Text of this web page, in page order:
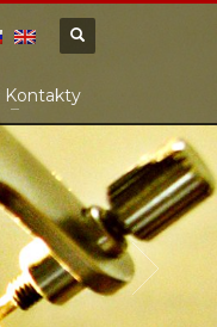
Kontakty